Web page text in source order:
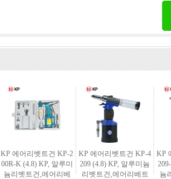
KP 에어리벳트건 KP-2
00R-K (4.8) KP, 알루미
늄리벳트건,에어리베
KP 에어리벳트건 KP-4
209 (4.8) KP, 알루미늄
리벳트건,에어리베트
KP
늄